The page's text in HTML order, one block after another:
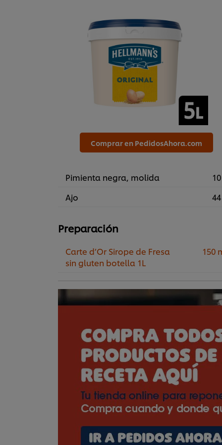
Comprar en PedidosAhora.com
Pimienta negra, molida
Ajo
Preparación
Carte d’Or Sirope de Fresa
sin gluten botella 1L
150